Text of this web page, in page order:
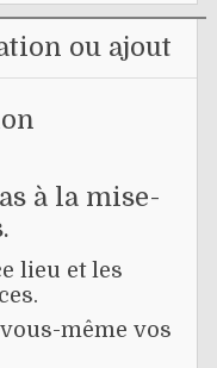
ou ajout
à la mise-
lieu et les
même vos